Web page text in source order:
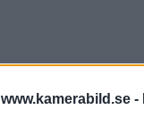
www.kamerabild.se -